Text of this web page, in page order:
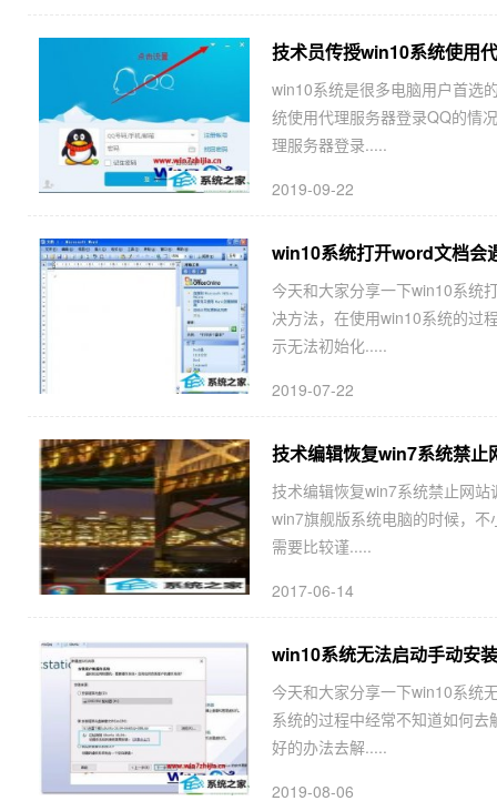
技术员传授win10系统使用
win10系统是很多电脑用户首选
统使用代理服务器登录QQ的情
理服务器登录.....
2019-09-22
win10系统打开word文档会
今天和大家分享一下win10系统
决方法，在使用win10系统的过
示无法初始化.....
2019-07-22
技术编辑恢复win7系统禁止
技术编辑恢复win7系统禁止网
win7旗舰版系统电脑的时候，
需要比较谨.....
2017-06-14
win10系统无法启动手动安
今天和大家分享一下win10系统
系统的过程中经常不知道如何
好的办法去解.....
2019-08-06